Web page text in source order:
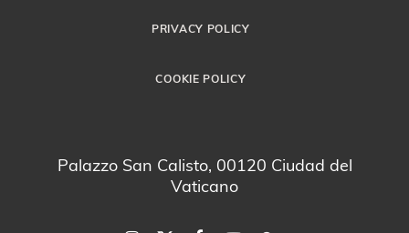
PRIVACY POLICY
COOKIE POLICY
Palazzo San Calisto, 00120 Ciudad del
Vaticano